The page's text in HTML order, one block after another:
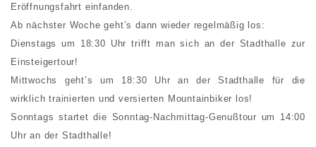
Eröffnungsfahrt einfanden.
Ab nächster Woche geht’s dann wieder regelmäßig los:
Dienstags um 18:30 Uhr trifft man sich an der Stadthalle zur
Einsteigertour!
Mittwochs geht’s um 18:30 Uhr an der Stadthalle für die
wirklich trainierten und versierten Mountainbiker los!
Sonntags startet die Sonntag-Nachmittag-Genußtour um 14:00
Uhr an der Stadthalle!